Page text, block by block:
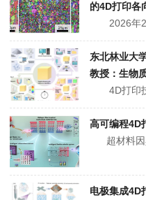
的4D打印各
东北林业大
教授：生物
高可编程4D
电极集成4D